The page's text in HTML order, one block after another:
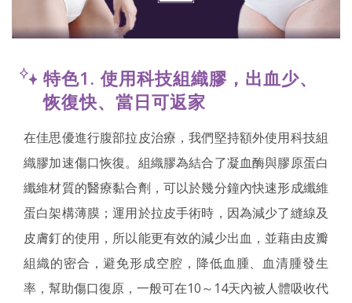
特色1. 使用科技組織膠，出血少、
恢復快、當日可返家
在佳思優進行腹部拉皮治療，我們堅持額外使用科技組
織膠加速傷口恢復。組織膠為結合了凝血酶與膠原蛋白
纖維材質的醫療黏合劑，可以於幾分鐘內快速形成纖維
蛋白架構薄膜；運用於拉皮手術時，因為減少了縫線及
皮膚釘的使用，所以能更有效的減少出血，並藉由皮瓣
組織的密合，避免形成空腔，降低血腫、血清腫發生
率，幫助傷口復原，一般可在10～14天內被人體吸收代